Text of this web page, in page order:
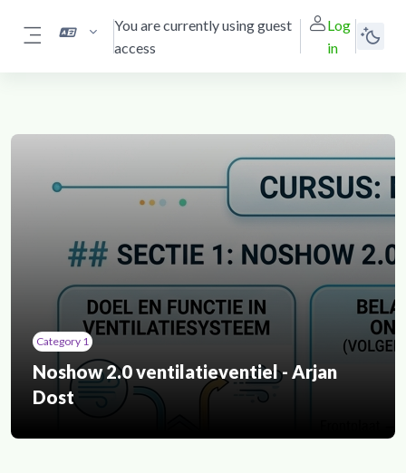
Side panel
You are currently using guest
access
Log
in
Category 1
Noshow 2.0 ventilatieventiel - Arjan
Dost